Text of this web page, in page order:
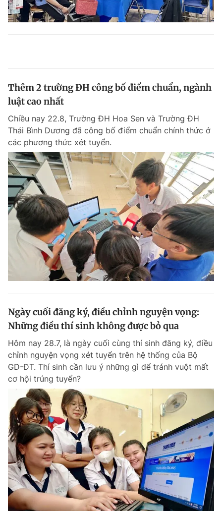
Thêm 2 trường ĐH công bố điểm chuẩn, ngành
luật cao nhất
Chiều nay 22.8, Trường ĐH Hoa Sen và Trường ĐH
Thái Bình Dương đã công bố điểm chuẩn chính thức ở
các phương thức xét tuyển.
Ngày cuối đăng ký, điều chỉnh nguyện vọng:
Những điều thí sinh không được bỏ qua
Hôm nay 28.7, là ngày cuối cùng thí sinh đăng ký, điều
chỉnh nguyện vọng xét tuyển trên hệ thống của Bộ
GD-ĐT. Thí sinh cần lưu ý những gì để tránh vuột mất
cơ hội trúng tuyển?